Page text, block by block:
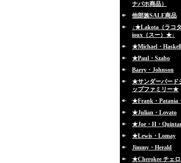
ナバホ商品）
他部族SALE商品
↓★Lakota（ラコ
ioux（スー）★↓
★Michael・Haskell
★Paul・Szabo
Barry・Johnson
★サンダーバード
ップファミリー★
★Frank・Patania
★Julian・Lovato
★Joe・H・
★Lewis・Lomay
Jimmy・Herald
★Cherokee チェ